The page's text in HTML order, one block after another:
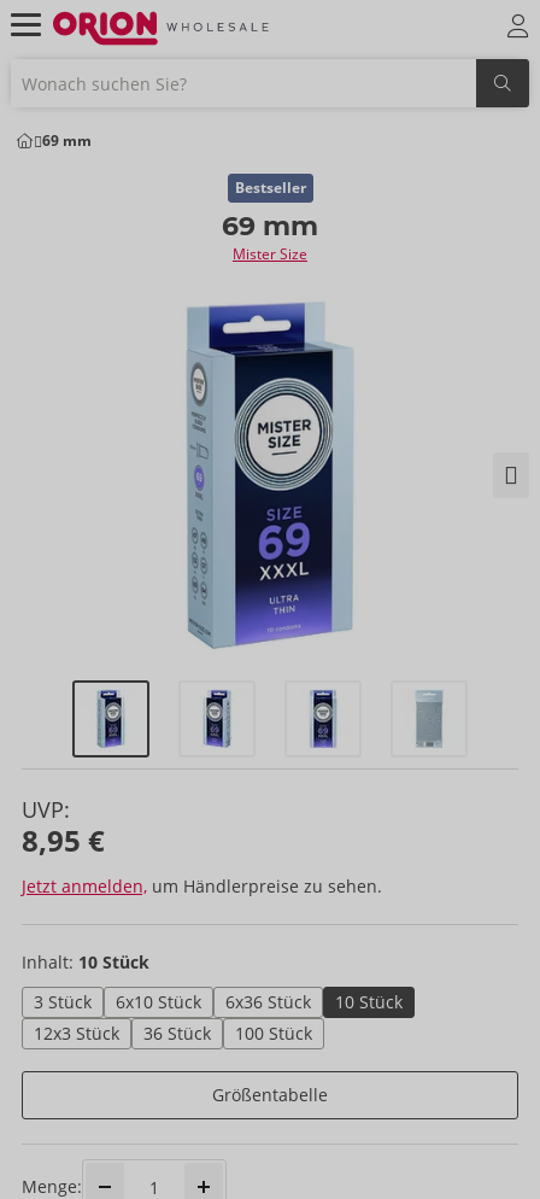
69 mm
Bestseller
69 mm
Mister Size
UVP:
8,95 €
Jetzt anmelden, um Händlerpreise zu sehen.
Inhalt: 10 Stück
3 Stück
6x10 Stück 6x36 Stück
10 Stück
12x3 Stück
36 Stück 100 Stück
Größentabelle
Menge: